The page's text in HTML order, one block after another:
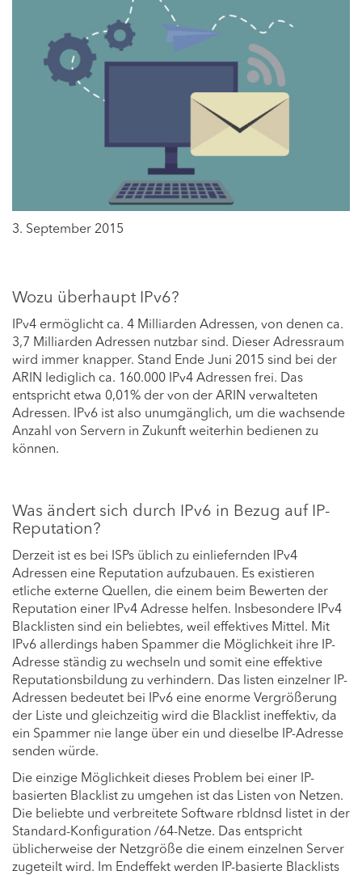
3. September 2015
Wozu überhaupt IPv6?
IPv4 ermöglicht ca. 4 Milliarden Adressen, von denen ca.
3,7 Milliarden Adressen nutzbar sind. Dieser Adressraum
wird immer knapper. Stand Ende Juni 2015 sind bei der
ARIN lediglich ca. 160.000 IPv4 Adressen frei. Das
entspricht etwa 0,01% der von der ARIN verwalteten
Adressen. IPv6 ist also unumgänglich, um die wachsende
Anzahl von Servern in Zukunft weiterhin bedienen zu
können.
Was ändert sich durch IPv6 in Bezug auf IP-
Reputation?
Derzeit ist es bei ISPs üblich zu einliefernden IPv4
Adressen eine Reputation aufzubauen. Es existieren
etliche externe Quellen, die einem beim Bewerten der
Reputation einer IPv4 Adresse helfen. Insbesondere IPv4
Blacklisten sind ein beliebtes, weil effektives Mittel. Mit
IPv6 allerdings haben Spammer die Möglichkeit ihre IP-
Adresse ständig zu wechseln und somit eine effektive
Reputationsbildung zu verhindern. Das listen einzelner IP-
Adressen bedeutet bei IPv6 eine enorme Vergrößerung
der Liste und gleichzeitig wird die Blacklist ineffektiv, da
ein Spammer nie lange über ein und dieselbe IP-Adresse
senden würde.
Die einzige Möglichkeit dieses Problem bei einer IP-
basierten Blacklist zu umgehen ist das Listen von Netzen.
Die beliebte und verbreitete Software rbldnsd listet in der
Standard-Konfiguration /64-Netze. Das entspricht
üblicherweise der Netzgröße die einem einzelnen Server
zugeteilt wird. Im Endeffekt werden IP-basierte Blacklists